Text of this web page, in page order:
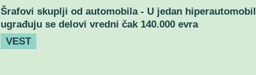
Šrafovi skuplji od automobila - U jedan hiperautomobil
ugrađuju se delovi vredni čak 140.000 evra
VEST